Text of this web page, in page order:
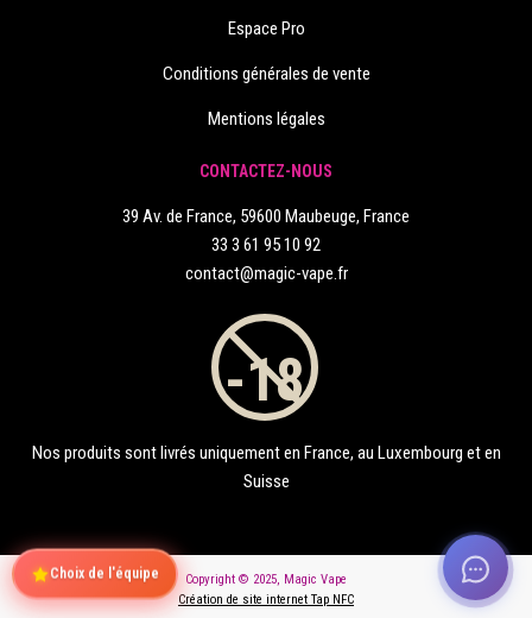
Espace Pro
Conditions générales de vente
Mentions légales
CONTACTEZ-NOUS
39 Av. de France, 59600 Maubeuge, France
33 3 61 95 10 92
contact@magic-vape.fr
Nos produits sont livrés uniquement en France, au Luxembourg et en
Suisse
Copyright © 2025, Magic Vape
Création de site internet Tap NFC
Choix de l'équipe